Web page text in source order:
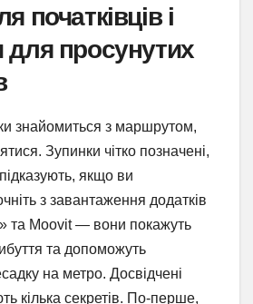
початківців і
просунутих
знайомиться з маршрутом,
Зупинки чітко позначені,
якщо ви
з завантаження додатків
та Moovit — вони покажуть
та допоможуть
на метро. Досвідчені
кілька секретів. По-перше,